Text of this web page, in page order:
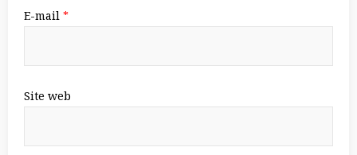
E-mail *
Site web